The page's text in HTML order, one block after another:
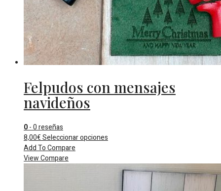
Felpudos con mensajes
navideños
0- 0 reseñas
8,00€Seleccionar opciones
múltiples
variantes.
Add To Compare
View Compare